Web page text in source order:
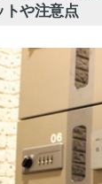
トや注意点